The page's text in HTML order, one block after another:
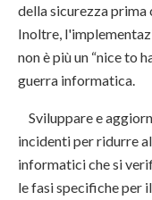
della sicurezza
Inoltre,
non è più un “nice to
guerra informatica.
Sviluppare e
incidenti per ridurre
informatici che si
le fasi specifiche per